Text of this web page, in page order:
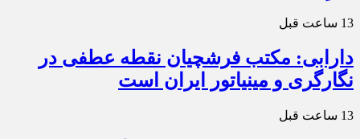
13 ساعت قبل
دارابی: مکتب فرشچیان نقطه عطفی در
نگارگری و مینیاتور ایران است
13 ساعت قبل